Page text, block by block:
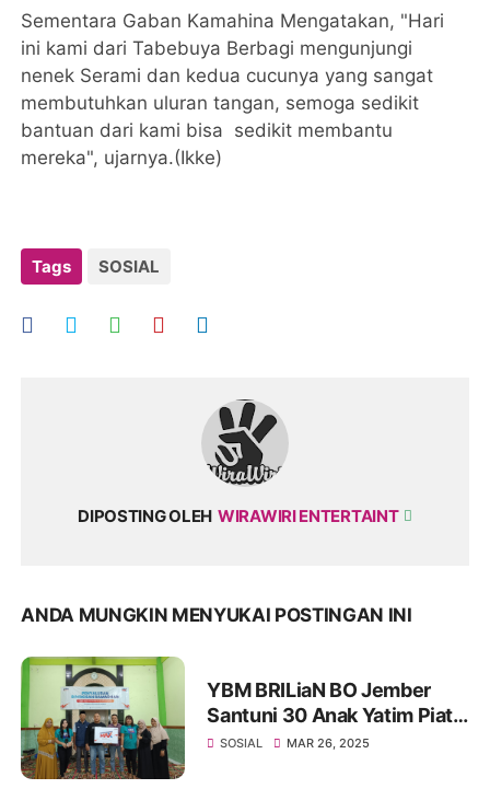
Sementara Gaban Kamahina Mengatakan, "Hari
ini kami dari Tabebuya Berbagi mengunjungi
nenek Serami dan kedua cucunya yang sangat
membutuhkan uluran tangan, semoga sedikit
bantuan dari kami bisa sedikit membantu
mereka", ujarnya.(Ikke)
Tags SOSIAL
DIPOSTING OLEH WIRAWIRI ENTERTAINT
ANDA MUNGKIN MENYUKAI POSTINGAN INI
YBM BRILiaN BO Jember
Santuni 30 Anak Yatim Piatu
di Jember
SOSIAL MAR 26, 2025